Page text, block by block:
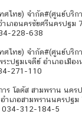
ศไทย) จำกัด#(ศูนย์บริ
ภอนครชัยศรีนครปฐม
228-638
ศไทย) จำกัด#(ศูนย์บริ
ะปฐมเจดีย์ อำเภอเมือ
271-110
ร โลตัส สามพราน นคร
เภอสามพรานนครปฐม
034-312-184-5